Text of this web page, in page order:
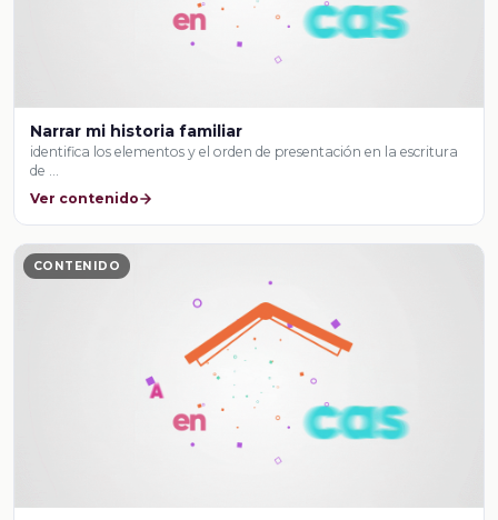
Narrar mi historia familiar
identifica los elementos y el orden de presentación en la escritura
de …
Ver contenido
CONTENIDO